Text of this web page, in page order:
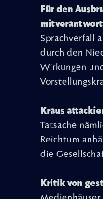
Für den
Sprachverfall
durch den
Wirkungen
Kraus
Tatsache
Reichtum
die
Kritik von